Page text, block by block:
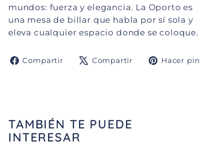
mundos: fuerza y elegancia. La Oporto es
una mesa de billar que habla por sí sola y
eleva cualquier espacio donde se coloque.
Compartir
Compartir
Compartir
TuitearHacer pin
TAMBIÉN TE PUEDE
INTERESAR